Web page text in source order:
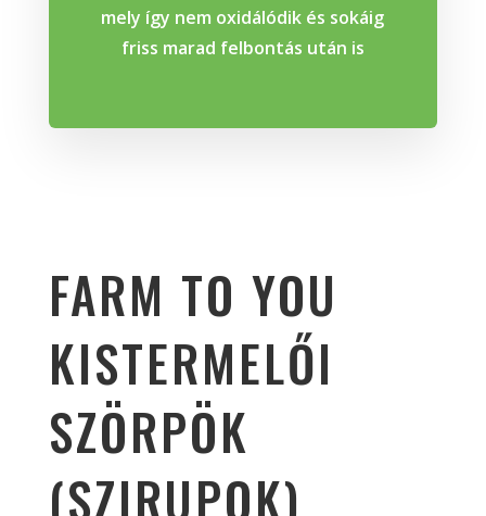
mely így nem oxidálódik és sokáig
friss marad felbontás után is
FARM TO YOU
KISTERMELŐI
SZÖRPÖK
(SZIRUPOK)